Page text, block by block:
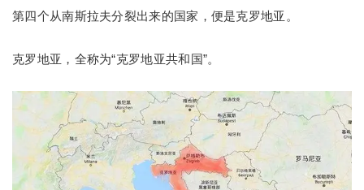
第四个从南斯拉夫分裂出来的国家，便是克罗地亚。
克罗地亚，全称为“克罗地亚共和国”。